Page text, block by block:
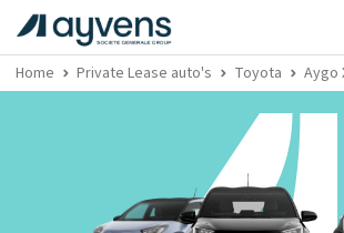
Home Private Lease auto's Toyota Aygo